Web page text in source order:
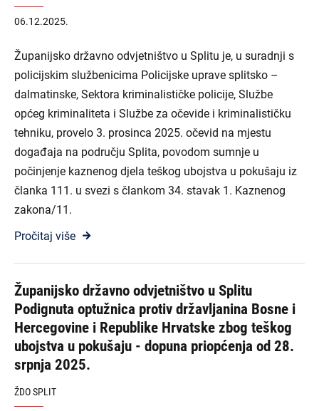
06.12.2025.
Županijsko državno odvjetništvo u Splitu je, u suradnji s
policijskim službenicima Policijske uprave splitsko –
dalmatinske, Sektora kriminalističke policije, Službe
općeg kriminaliteta i Službe za očevide i kriminalističku
tehniku, provelo 3. prosinca 2025. očevid na mjestu
događaja na području Splita, povodom sumnje u
počinjenje kaznenog djela teškog ubojstva u pokušaju iz
članka 111. u svezi s člankom 34. stavak 1. Kaznenog
zakona/11.
Pročitaj više
Županijsko državno odvjetništvo u Splitu
Podignuta optužnica protiv državljanina Bosne i
Hercegovine i Republike Hrvatske zbog teškog
ubojstva u pokušaju - dopuna priopćenja od 28.
srpnja 2025.
ŽDO SPLIT